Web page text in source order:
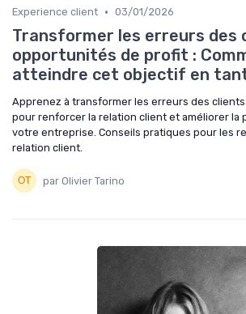
Experience client • 03/01/2026
Transformer les erreurs des
opportunités de profit :
atteindre cet objectif en
Apprenez à transformer les erreurs des
pour renforcer la relation client et améliorer la
votre entreprise. Conseils pratiques pour les
relation client.
par Olivier Tarino